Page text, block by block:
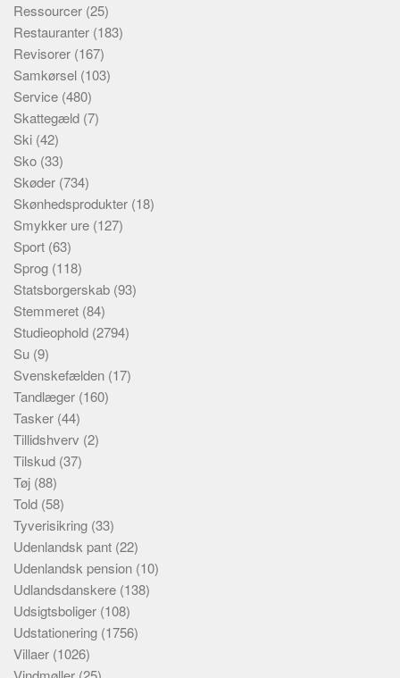
Ressourcer (25)
Restauranter (183)
Revisorer (167)
Samkørsel (103)
Service (480)
Skattegæld (7)
Ski (42)
Sko (33)
Skøder (734)
Skønhedsprodukter (18)
Smykker ure (127)
Sport (63)
Sprog (118)
Statsborgerskab (93)
Stemmeret (84)
Studieophold (2794)
Su (9)
Svenskefælden (17)
Tandlæger (160)
Tasker (44)
Tillidshverv (2)
Tilskud (37)
Tøj (88)
Told (58)
Tyverisikring (33)
Udenlandsk pant (22)
Udenlandsk pension (10)
Udlandsdanskere (138)
Udsigtsboliger (108)
Udstationering (1756)
Villaer (1026)